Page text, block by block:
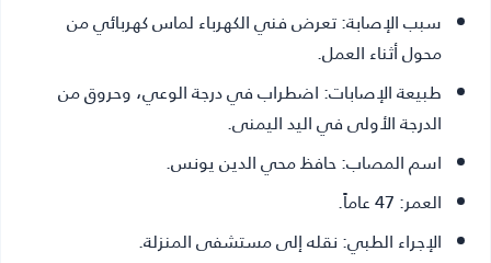
سبب الإصابة:تعرض فني الكهرباء لماس كهربائي من
محول أثناء العمل.
طبيعة الإصابات:اضطراب في درجة الوعي، وحروق من
الدرجة الأولى في اليد اليمنى.
اسم المصاب:حافظ محي الدين يونس.
العمر:
الإجراء الطبي:نقله إلى مستشفى المنزلة.